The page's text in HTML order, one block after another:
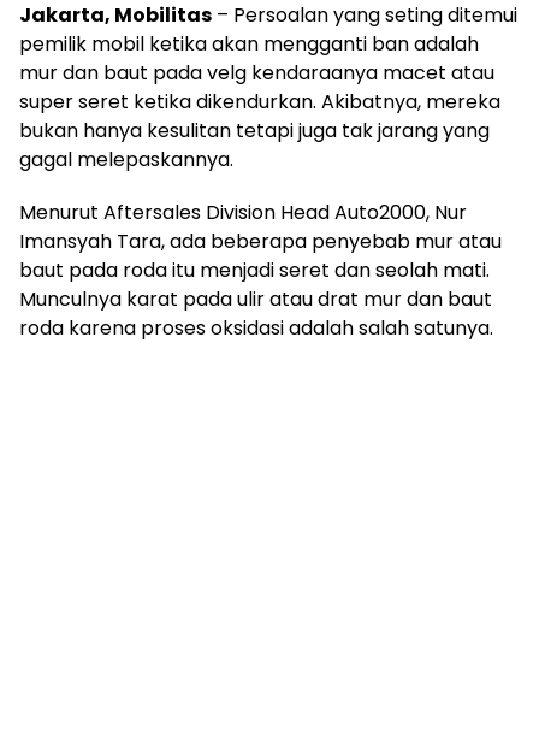
Jakarta, Mobilitas – Persoalan yang seting ditemui
pemilik mobil ketika akan mengganti ban adalah
mur dan baut pada velg kendaraanya macet atau
super seret ketika dikendurkan. Akibatnya, mereka
bukan hanya kesulitan tetapi juga tak jarang yang
gagal melepaskannya.
Menurut Aftersales Division Head Auto2000, Nur
Imansyah Tara, ada beberapa penyebab mur atau
baut pada roda itu menjadi seret dan seolah mati.
Munculnya karat pada ulir atau drat mur dan baut
roda karena proses oksidasi adalah salah satunya.